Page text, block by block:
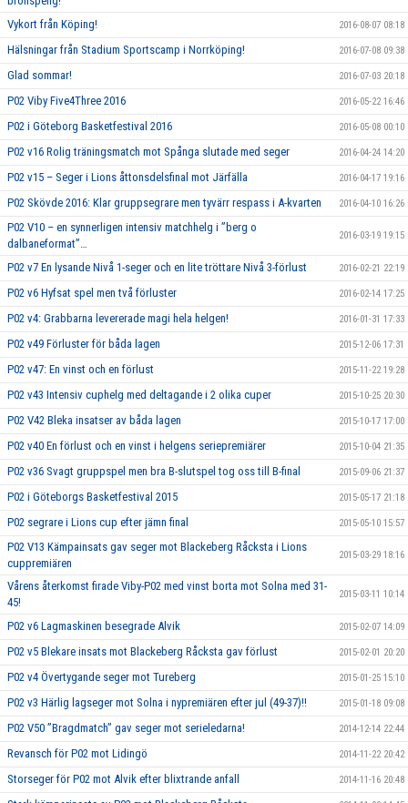
Vykort från Köping! 2016-08-07 08:18
Hälsningar från Stadium Sportscamp i Norrköping! 2016-07-08 09:38
Glad sommar! 2016-07-03 20:18
P02 Viby Five4Three 2016 2016-05-22 16:46
P02 i Göteborg Basketfestival 2016 2016-05-08 00:10
P02 v16 Rolig träningsmatch mot Spånga slutade med seger 2016-04-24 14:20
P02 v15 – Seger i Lions åttonsdelsfinal mot Järfälla 2016-04-17 19:16
P02 Skövde 2016: Klar gruppsegrare men tyvärr respass i A-kvarten 2016-04-10 16:26
P02 V10 – en synnerligen intensiv matchhelg i ”berg o
dalbaneformat”…
2016-03-19 19:15
P02 v7 En lysande Nivå 1-seger och en lite tröttare Nivå 3-förlust 2016-02-21 22:19
P02 v6 Hyfsat spel men två förluster 2016-02-14 17:25
P02 v4: Grabbarna levererade magi hela helgen! 2016-01-31 17:33
P02 v49 Förluster för båda lagen 2015-12-06 17:31
P02 v47: En vinst och en förlust 2015-11-22 19:28
P02 v43 Intensiv cuphelg med deltagande i 2 olika cuper 2015-10-25 20:30
P02 V42 Bleka insatser av båda lagen 2015-10-17 17:00
P02 v40 En förlust och en vinst i helgens seriepremiärer 2015-10-04 21:35
P02 v36 Svagt gruppspel men bra B-slutspel tog oss till B-final 2015-09-06 21:37
P02 i Göteborgs Basketfestival 2015 2015-05-17 21:18
P02 segrare i Lions cup efter jämn final 2015-05-10 15:57
P02 V13 Kämpainsats gav seger mot Blackeberg Råcksta i Lions
cuppremiären
2015-03-29 18:16
Vårens återkomst firade Viby-P02 med vinst borta mot Solna med 31-
45!
2015-03-11 10:14
P02 v6 Lagmaskinen besegrade Alvik 2015-02-07 14:09
P02 v5 Blekare insats mot Blackeberg Råcksta gav förlust 2015-02-01 20:20
P02 v4 Övertygande seger mot Tureberg 2015-01-25 15:10
P02 v3 Härlig lagseger mot Solna i nypremiären efter jul (49-37)!! 2015-01-18 09:08
P02 V50 ”Bragdmatch” gav seger mot serieledarna! 2014-12-14 22:44
Revansch för P02 mot Lidingö 2014-11-22 20:42
Storseger för P02 mot Alvik efter blixtrande anfall 2014-11-16 20:48